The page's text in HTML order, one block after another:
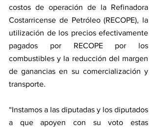
costos de operación de la Refinadora
Costarricense de Petróleo (RECOPE), la
utilización de los precios efectivamente
pagados por RECOPE por los
combustibles y la reducción del margen
de ganancias en su comercialización y
transporte.
“Instamos a las diputadas y los diputados
a que apoyen con su voto estas